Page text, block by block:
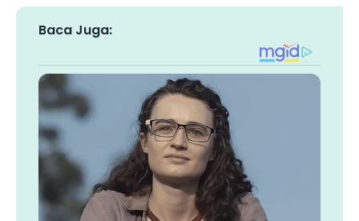
Baca Juga: